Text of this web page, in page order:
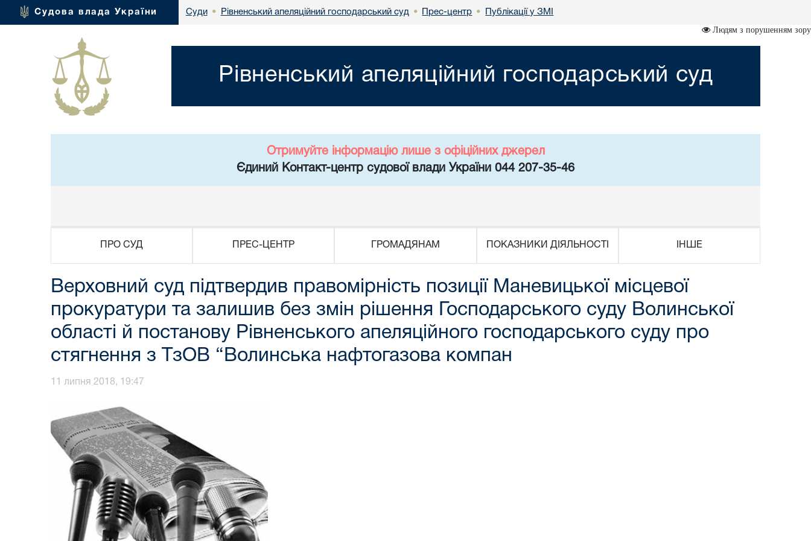
Судова влада України Суди • Рівненський апеляційний господарський суд • Прес-центр • Публікації у ЗМІ
Людям з порушенням зору
Рівненський апеляційний господарський суд
Отримуйте інформацію лише з офіційних джерел
Єдиний Контакт-центр судової влади України 044 207-35-46
ПРО СУД ПРЕС-ЦЕНТР ГРОМАДЯНАМ ПОКАЗНИКИ ДІЯЛЬНОСТІ ІНШЕ
Верховний суд підтвердив правомірність позиції Маневицької місцевої
прокуратури та залишив без змін рішення Господарського суду Волинської
області й постанову Рівненського апеляційного господарського суду про
стягнення з ТзОВ “Волинська нафтогазова компан
11 липня 2018, 19:47